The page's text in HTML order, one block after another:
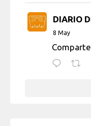
DIARIO
8 May